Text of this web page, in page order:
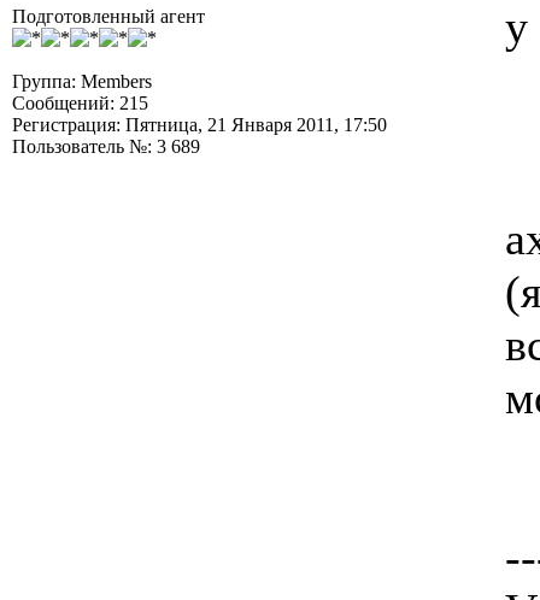
Подготовленный агент
Группа: Members
Сообщений: 215
Регистрация: Пятница, 21 Января 2011, 17:50
Пользователь №: 3 689
у